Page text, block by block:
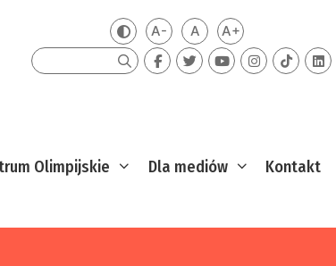
Zmień kontrast
A-Mniejsza czcionka
ADomyślna czcionka
A+Większa
Szukaj
Olimpijskie Dla mediów Kontakt